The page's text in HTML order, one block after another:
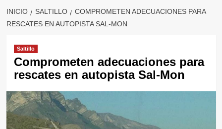
INICIO SALTILLO
COMPROMETEN ADECUACIONES PARA
RESCATES EN AUTOPISTA SAL-MON
Saltillo
Comprometen adecuaciones para
rescates en autopista Sal-Mon